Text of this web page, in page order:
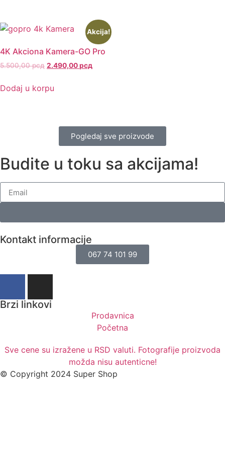
Akcija!
4K Akciona Kamera-GO Pro
5.500,00рсд 2.490,00рсд
Dodaj u korpu
Pogledaj sve proizvode
Budite u toku sa akcijama!
Kontakt informacije
067 74 101 99
Brzi linkovi
Prodavnica
Početna
Sve cene su izražene u RSD valuti. Fotografije proizvoda
možda nisu autenticne!
© Copyright 2024 Super Shop